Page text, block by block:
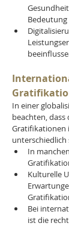
Bedeutung
In einer
beachten,
Gratifikationen
unterschiedlich
In
Kulturelle
Bei
ist die